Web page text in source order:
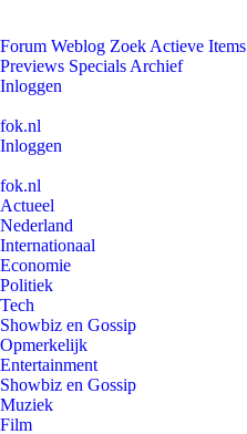
Forum Weblog Zoek Actieve Items
Previews Specials Archief
Inloggen
fok.nl
Inloggen
fok.nl
Actueel
Nederland
Internationaal
Economie
Politiek
Tech
Showbiz en Gossip
Opmerkelijk
Entertainment
Showbiz en Gossip
Muziek
Film